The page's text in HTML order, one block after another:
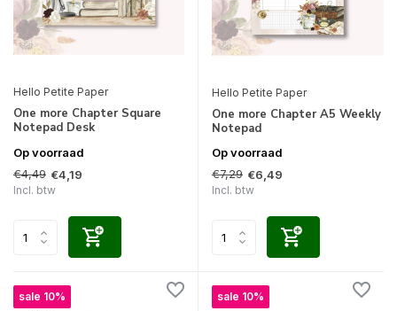
Hello Petite Paper
One more Chapter Square
Notepad Desk
Op voorraad
€4,49 €4,19
Incl. btw
Hello Petite Paper
One more Chapter A5 Weekly
Notepad
Op voorraad
€7,29 €6,49
Incl. btw
sale 10% sale 10%